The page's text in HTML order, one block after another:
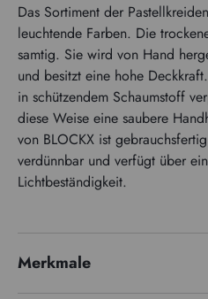
Das Sortiment der
leuchtende Farben. Die
samtig. Sie wird von Hand
und besitzt eine hohe
in schützendem Schaumstoff
diese Weise eine saubere
von BLOCKX ist
verdünnbar und verfügt über
Lichtbeständigkeit.
Merkmale